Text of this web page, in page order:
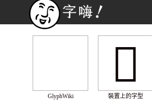
GlyphWiki
𢿀
裝置上的字型